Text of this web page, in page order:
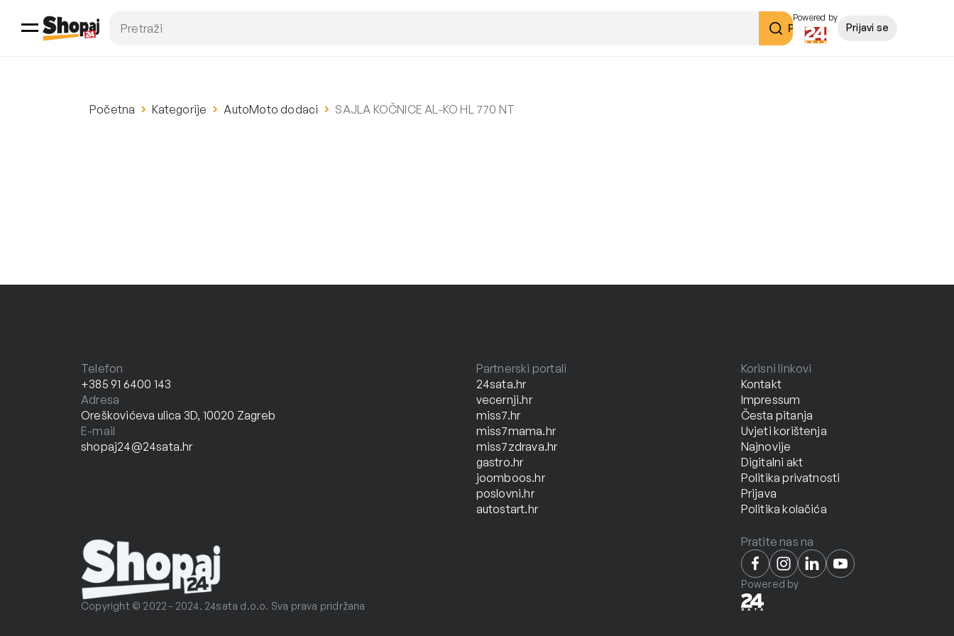
Pretraži
Powered by
Prijavi se
Početna Kategorije AutoMoto dodaci SAJLA KOČNICE AL-KO HL 770 NT
Telefon
+385 91 6400 143
Adresa
Oreškovićeva ulica 3D, 10020 Zagreb
E-mail
shopaj24@24sata.hr
Copyright © 2022 - 2024. 24sata d.o.o. Sva prava pridržana
Partnerski portali
24sata.hr
vecernji.hr
miss7.hr
miss7mama.hr
miss7zdrava.hr
gastro.hr
joomboos.hr
poslovni.hr
autostart.hr
Korisni linkovi
Kontakt
Impressum
Česta pitanja
Uvjeti korištenja
Najnovije
Digitalni akt
Politika privatnosti
Prijava
Politika kolačića
Pratite nas na
Powered by